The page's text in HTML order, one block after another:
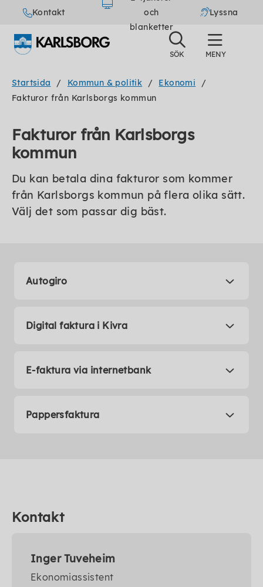
Kontakt
och
blanketter
Lyssna
Startsida Kommun & politik
Ekonomi
Fakturor från Karlsborgs kommun
Fakturor från Karlsborgs
kommun
Du kan betala dina fakturor som kommer
från Karlsborgs kommun på flera olika sätt.
Välj det som passar dig bäst.
Autogiro
Digital faktura i Kivra
E-faktura via internetbank
Pappersfaktura
Kontakt
Inger Tuveheim
Ekonomiassistent